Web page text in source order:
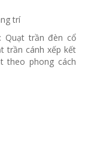
trí
Quạt trần đèn cổ
trần cánh xếp kết
theo phong cách